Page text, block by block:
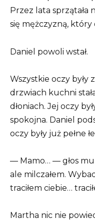
Przez lata sprzątała
się mężczyzną, który
Daniel powoli wstał.
Wszystkie oczy były
drzwiach kuchni
dłoniach. Jej oczy
spokojna. Daniel
oczy były już pełne
— Mamo… — głos mu
ale milczałem.
traciłem ciebie…
Martha nic nie